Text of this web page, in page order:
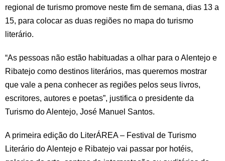
regional de turismo promove neste fim de semana, dias 13 a
15, para colocar as duas regiões no mapa do turismo
literário.
“As pessoas não estão habituadas a olhar para o Alentejo e
Ribatejo como destinos literários, mas queremos mostrar
que vale a pena conhecer as regiões pelos seus livros,
escritores, autores e poetas”, justifica o presidente da
Turismo do Alentejo, José Manuel Santos.
A primeira edição do LiterÁREA – Festival de Turismo
Literário do Alentejo e Ribatejo vai passar por hotéis,